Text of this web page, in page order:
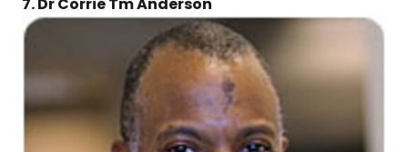
7. Dr Corrie Tm Anderson